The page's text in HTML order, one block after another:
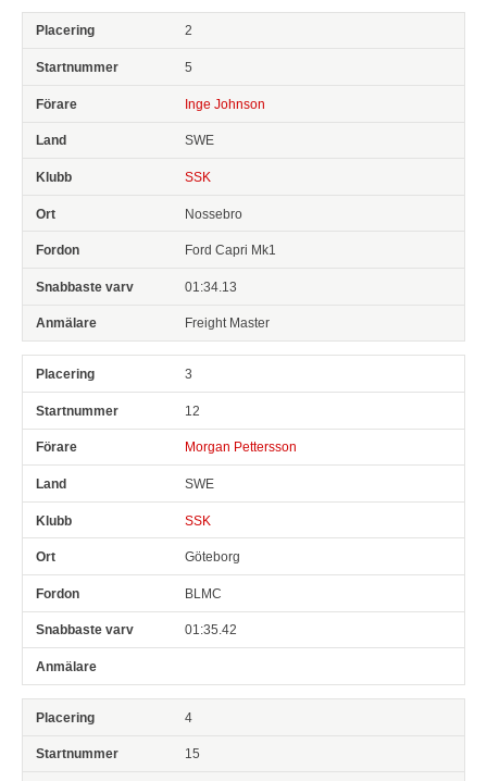
2
5
Inge Johnson
SWE
SSK
Nossebro
Ford Capri Mk1
01:34.13
Freight Master
3
12
Morgan Pettersson
SWE
SSK
Göteborg
BLMC
01:35.42
4
15